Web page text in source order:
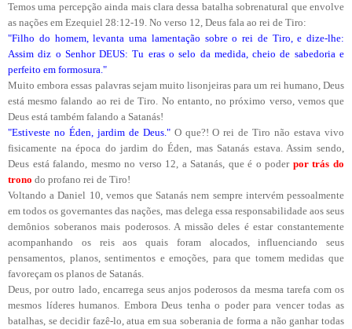
Temos uma percepção ainda mais clara dessa batalha sobrenatural que envolve
as nações em Ezequiel 28:12-19. No verso 12, Deus fala ao rei de Tiro:
"Filho do homem, levanta uma lamentação sobre o rei de Tiro, e dize-lhe:
Assim diz o Senhor DEUS: Tu eras o selo da medida, cheio de sabedoria e
perfeito em formosura."
Muito embora essas palavras sejam muito lisonjeiras para um rei humano, Deus
está mesmo falando ao rei de Tiro. No entanto, no próximo verso, vemos que
Deus está também falando a Satanás!
"Estiveste no Éden, jardim de Deus."O que?! O rei de Tiro não estava vivo
fisicamente na época do jardim do Éden, mas Satanás estava. Assim sendo,
Deus está falando, mesmo no verso 12, a Satanás, que é o poder por trás do
trono do profano rei de Tiro!
Voltando a Daniel 10, vemos que Satanás nem sempre intervém pessoalmente
em todos os governantes das nações, mas delega essa responsabilidade aos seus
demônios soberanos mais poderosos. A missão deles é estar constantemente
acompanhando os reis aos quais foram alocados, influenciando seus
pensamentos, planos, sentimentos e emoções, para que tomem medidas que
favoreçam os planos de Satanás.
Deus, por outro lado, encarrega seus anjos poderosos da mesma tarefa com os
mesmos líderes humanos. Embora Deus tenha o poder para vencer todas as
batalhas, se decidir fazê-lo, atua em sua soberania de forma a não ganhar todas